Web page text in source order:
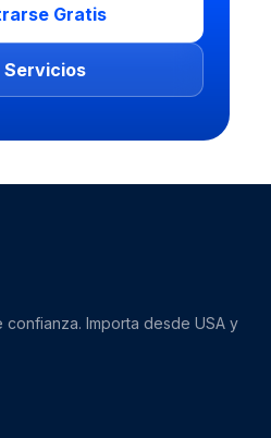
Gratis
Servicios
Importa desde USA y